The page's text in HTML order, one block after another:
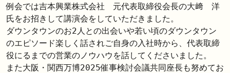
例会では吉本興業株式会社　元代表取締役会長の大﨑　洋
氏をお招きして講演会をしていただきました。
ダウンタウンのお2人との出会いや若い頃のダウンタウン
のエピソード楽しく話されご自身の入社時から、代表取締
役にるまでの営業のノウハウを話してくださいました。
また大阪・関西万博2025催事検討会議共同座長も努めてお